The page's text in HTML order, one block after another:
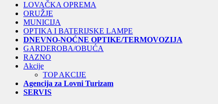
LOVAČKA OPREMA
ORUŽJE
MUNICIJA
OPTIKA I BATERIJSKE LAMPE
DNEVNO-NOĆNE OPTIKE/TERMOVOZIJA
GARDEROBA/OBUĆA
RAZNO
Akcije
TOP AKCIJE
Agencija za Lovni Turizam
SERVIS